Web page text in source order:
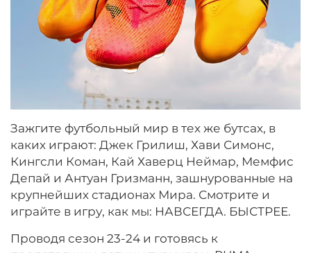
Зажгите футбольный мир в тех же бутсах, в
каких играют: Джек Грилиш, Хави Симонс,
Кингсли Коман, Кай Хаверц Неймар, Мемфис
Депай и Антуан Гризманн, зашнурованные на
крупнейших стадионах Мира. Смотрите и
играйте в игру, как мы: НАВСЕГДА. БЫСТРЕЕ.
Проводя сезон 23-24 и готовясь к